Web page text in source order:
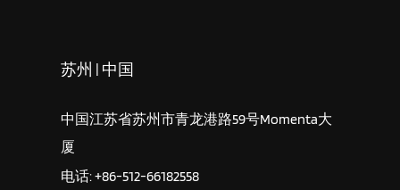
苏州 | 中国
中国江苏省苏州市青龙港路59号Momenta大
厦
电话: +86-512-66182558